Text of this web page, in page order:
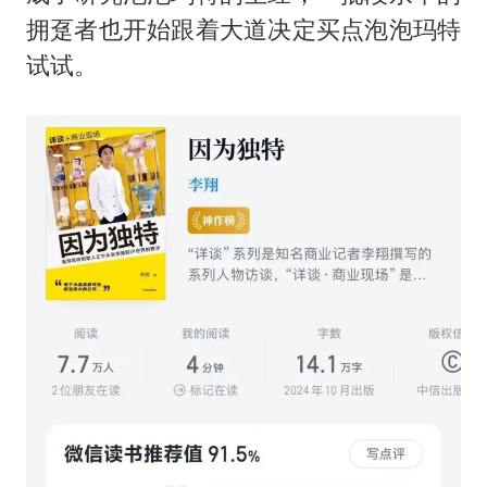
拥趸者也开始跟着大道决定买点泡泡玛特
试试。